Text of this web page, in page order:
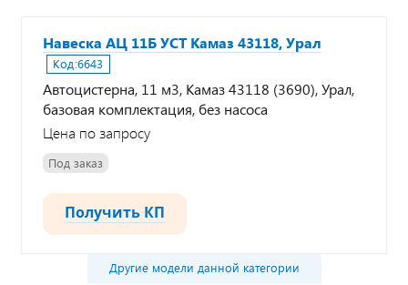
Навеска АЦ 11Б УСТ Камаз 43118, Урал
Код:6643
Автоцистерна, 11 м3, Камаз 43118 (3690), Урал,
базовая комплектация, без насоса
Цена по запросу
Под заказ
Получить КП
Другие модели данной категории